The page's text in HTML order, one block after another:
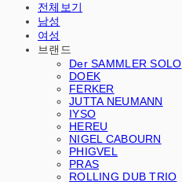
전체보기
남성
여성
브랜드
Der SAMMLER SOLO
DOEK
FERKER
JUTTA NEUMANN
IYSO
HEREU
NIGEL CABOURN
PHIGVEL
PRAS
ROLLING DUB TRIO